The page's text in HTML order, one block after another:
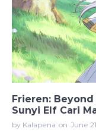
Frieren: Beyond
Sunyi Elf Cari
by Kalapena on June